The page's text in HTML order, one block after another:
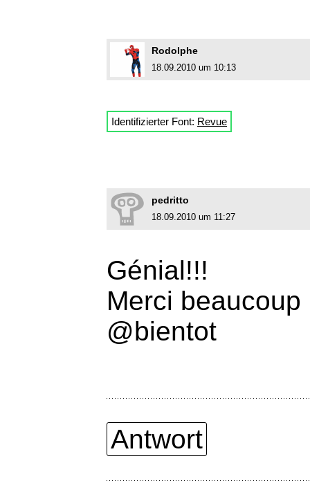
Rodolphe
18.09.2010 um 10:13
Identifizierter Font: Revue
pedritto
18.09.2010 um 11:27
Génial!!!
Merci
@bientot
Antwort